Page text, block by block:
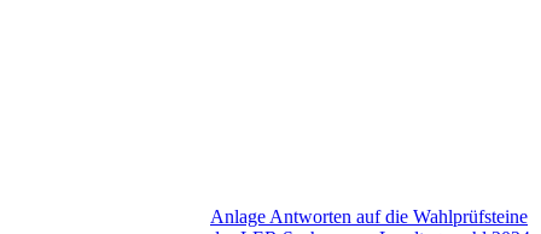
Anlage Antworten auf die Wahlprüfsteine